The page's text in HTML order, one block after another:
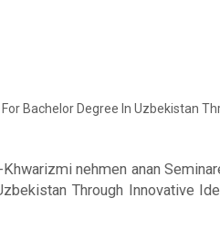
Bachelor Degree In Uzbekistan
nehmen anan
Through Innovative